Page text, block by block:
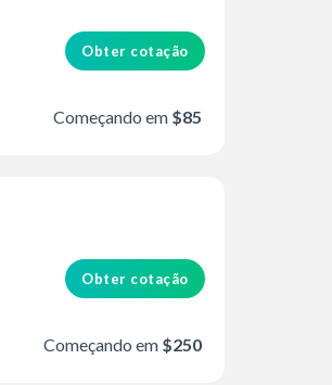
Obter cotação
Começando em $85
Obter cotação
Começando em $250